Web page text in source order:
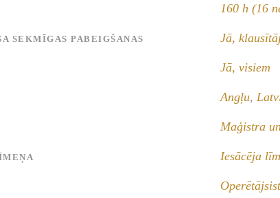
160 h (16
SEKMĪGAS PABEIGŠANAS Jā,
Jā, visiem
Angļu,
Maģistra
Iesācēja